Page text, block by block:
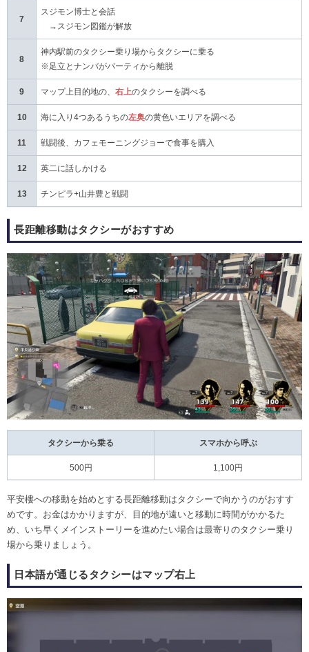
7
スジモン博士と会話
→スジモン図鑑が解放
8
神内駅前のタクシー乗り場からタクシーに乗る
※足立とナンバがパーティから離脱
9 マップ上目的地の、 右上のタクシーを調べる
10 海に入り4つあるうちの左奥の黄色いエリアを調べる
11 戦闘後、カフェモーニングジョーで食事を購入
12 英二に話しかける
13 チンピラ+山井豊と戦闘
長距離移動はタクシーがおすすめ
タクシーから乗る スマホから呼ぶ
500円 1,100円
平安樓への移動を始めとする長距離移動はタクシーで向かうのがおすす
めです。お金はかかりますが、目的地が遠いと移動に時間がかかるた
め、いち早くメインストーリーを進めたい場合は最寄りのタクシー乗り
場から乗りましょう。
日本語が通じるタクシーはマップ右上